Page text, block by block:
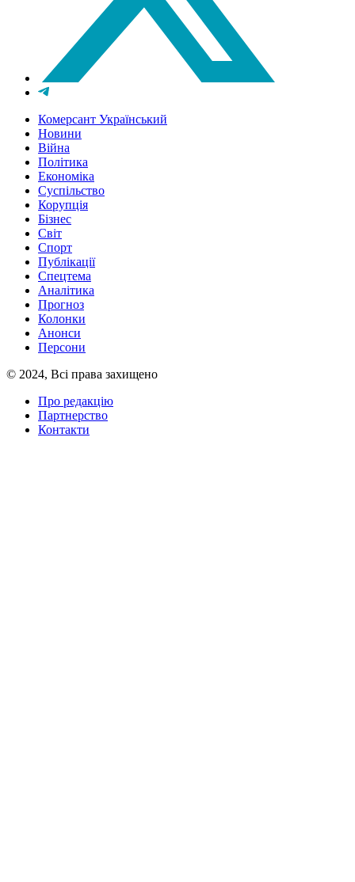
Комерсант Український
Новини
Війна
Політика
Економіка
Суспільство
Корупція
Бізнес
Світ
Спорт
Публікації
Спецтема
Аналітика
Прогноз
Колонки
Анонси
Персони
© 2024, Всі права захищено
Про редакцію
Партнерство
Контакти